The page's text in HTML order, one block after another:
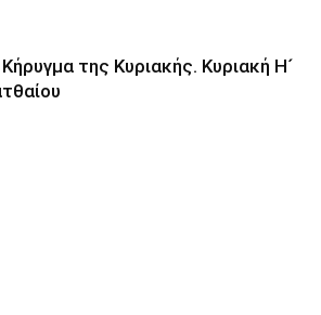
της Κυριακής. Κυριακή Η´